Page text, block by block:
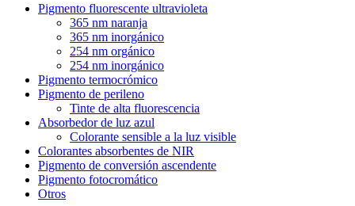
Pigmento fluorescente ultravioleta
365 nm naranja
365 nm inorgánico
254 nm orgánico
254 nm inorgánico
Pigmento termocrómico
Pigmento de perileno
Tinte de alta fluorescencia
Absorbedor de luz azul
Colorante sensible a la luz visible
Colorantes absorbentes de NIR
Pigmento de conversión ascendente
Pigmento fotocromático
Otros